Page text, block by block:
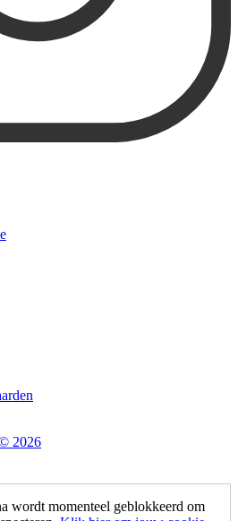
2026
wordt momenteel geblokkeerd om